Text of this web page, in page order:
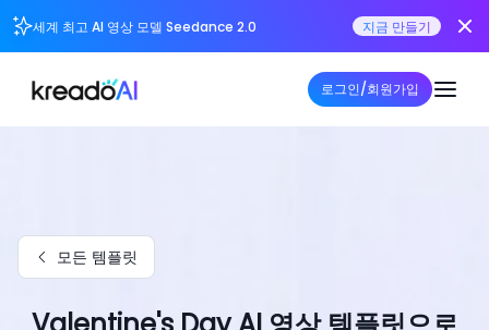
세계 최고 AI 영상 모델 Seedance 2.0 지금 만들기
로그인/회원가입
모든 템플릿